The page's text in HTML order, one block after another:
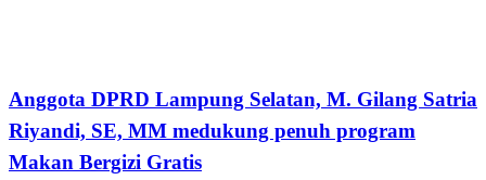
Anggota DPRD Lampung Selatan, M. Gilang Satria
Riyandi, SE, MM medukung penuh program
Makan Bergizi Gratis